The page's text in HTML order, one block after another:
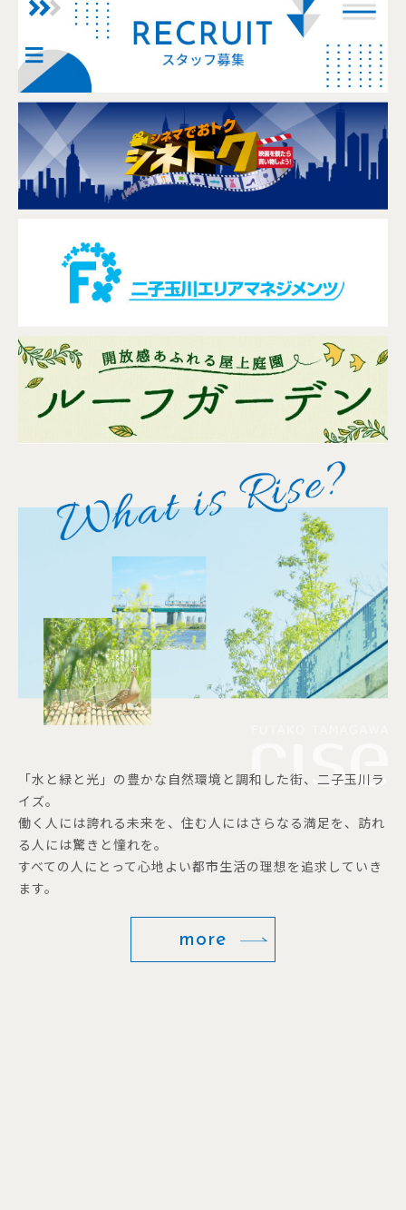
「水と緑と光」の豊かな自然環境と調和した街、二子玉川ラ
イズ。
働く人には誇れる未来を、住む人にはさらなる満足を、訪れ
る人には驚きと憧れを。
すべての人にとって心地よい都市生活の理想を追求していき
ます。
more